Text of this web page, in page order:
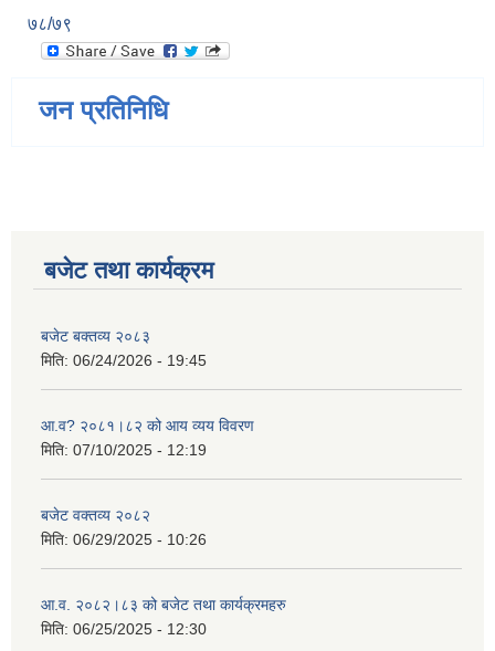
७८/७९
जन प्रतिनिधि
बजेट तथा कार्यक्रम
बजेट बक्तव्य २०८३
मिति: 06/24/2026 - 19:45
आ.व? २०८१।८२ को आय व्यय विवरण
मिति: 07/10/2025 - 12:19
बजेट वक्तव्य २०८२
मिति: 06/29/2025 - 10:26
आ.व. २०८२।८३ को बजेट तथा कार्यक्रमहरु
मिति: 06/25/2025 - 12:30